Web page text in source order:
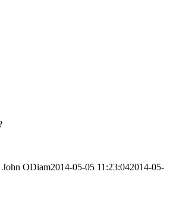
John ODiam2014-05-05 11:23:042014-05-